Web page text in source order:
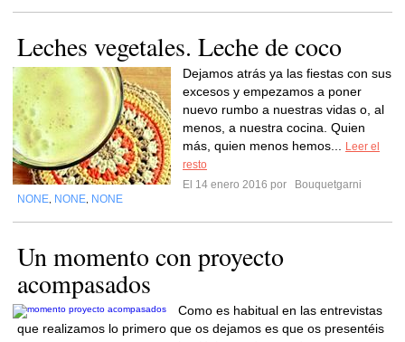
Leches vegetales. Leche de coco
Dejamos atrás ya las fiestas con sus
excesos y empezamos a poner
nuevo rumbo a nuestras vidas o, al
menos, a nuestra cocina. Quien
más, quien menos hemos...
Leer el
resto
El 14 enero 2016 por
Bouquetgarni
NONE NONE NONE
Un momento con proyecto
acompasados
Como es habitual en las entrevistas
que realizamos lo primero que os dejamos es que os presentéis